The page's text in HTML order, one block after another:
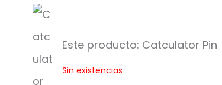
Este producto: Catculator Pin
Sin existencias